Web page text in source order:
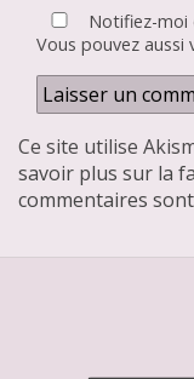
Notifiez-moi
Vous pouvez aussi
Ce site utilise
savoir plus sur la
commentaires